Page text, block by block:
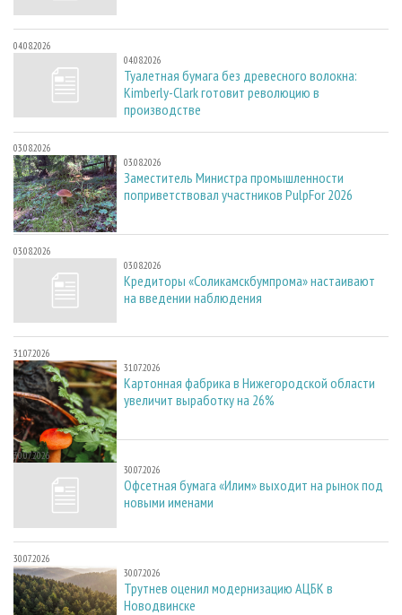
04.08.2026
04.08.2026
Туалетная бумага без древесного волокна:
Kimberly-Clark готовит революцию в
производстве
03.08.2026
03.08.2026
Заместитель Министра промышленности
поприветствовал участников PulpFor 2026
03.08.2026
03.08.2026
Кредиторы «Соликамскбумпрома» настаивают
на введении наблюдения
31.07.2026
31.07.2026
Картонная фабрика в Нижегородской области
увеличит выработку на 26%
30.07.2026
30.07.2026
Офсетная бумага «Илим» выходит на рынок под
новыми именами
30.07.2026
30.07.2026
Трутнев оценил модернизацию АЦБК в
Новодвинске